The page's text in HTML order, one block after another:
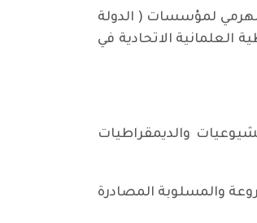
الهرمي لمؤسسات ( الدولة
العلمانية الاتحادية في
والديمقراطيات
والمسلوبة المصادرة